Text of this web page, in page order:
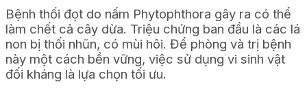
Bệnh thối đọt do nấm Phytophthora gây ra có thể
làm chết cả cây dừa. Triệu chứng ban đầu là các lá
non bị thối nhũn, có mùi hôi. Để phòng và trị bệnh
này một cách bền vững, việc sử dụng vi sinh vật
đối kháng là lựa chọn tối ưu.